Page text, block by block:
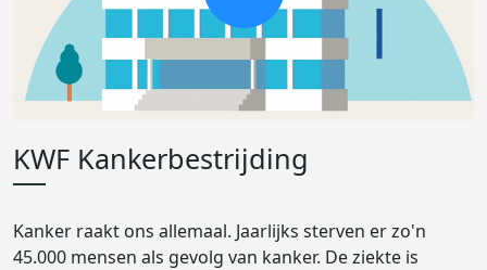
KWF Kankerbestrijding
Kanker raakt ons allemaal. Jaarlijks sterven er zo'n
45.000 mensen als gevolg van kanker. De ziekte is